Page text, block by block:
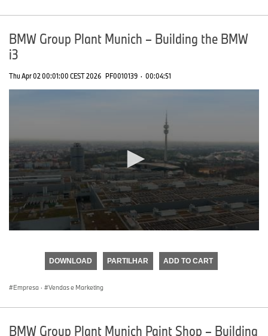
BMW Group Plant Munich – Building the BMW
i3
Thu Apr 02 00:01:00 CEST 2026 PF0010139 · 00:04:51
DOWNLOAD PARTILHAR ADD TO CART
Empresa · Vendas e Marketing
BMW Group Plant Munich Paint Shop – Building